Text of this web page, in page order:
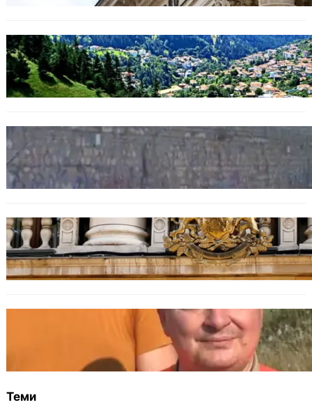
БЪЛГАРИЯ
Полицията алармира за нова схема с
фалшиви лечители и „вълшебни“ мехлеми
БЪЛГАРИЯ
Ограничават движението по улица
„Вълноломна“ във Варна
БЪЛГАРИЯ
Дрон навлезе в България край границата с
Румъния
МЗХ: Ловните билети ще могат да се
издават онлайн
Теми